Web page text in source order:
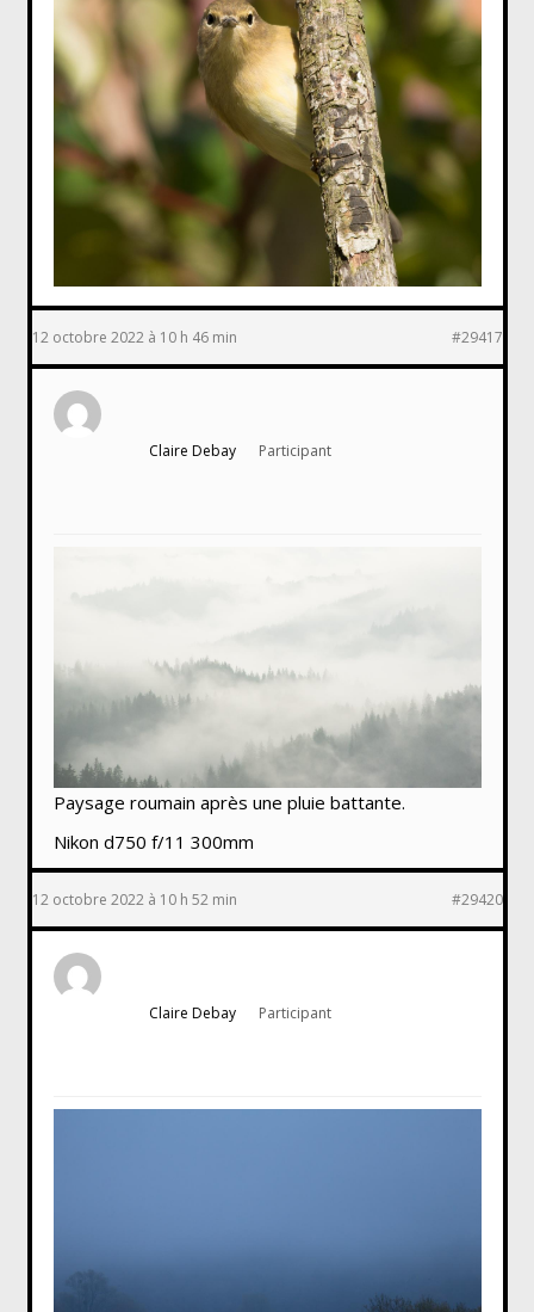
12 octobre 2022 à 10 h 46 min #29417
Claire Debay Participant
Paysage roumain après une pluie battante.
Nikon d750 f/11 300mm
12 octobre 2022 à 10 h 52 min #29420
Claire Debay Participant